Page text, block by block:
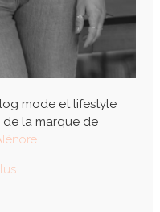
mode et lifestyle
de la marque de
.